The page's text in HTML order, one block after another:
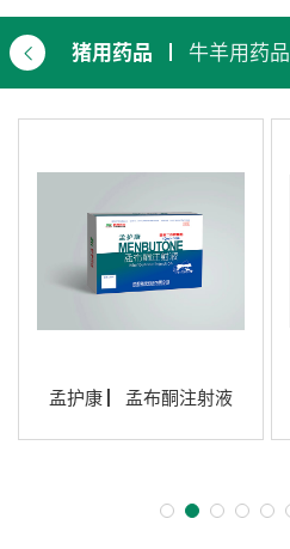
猪用药品 牛羊用药品
孟护康 ▏孟布酮注射液